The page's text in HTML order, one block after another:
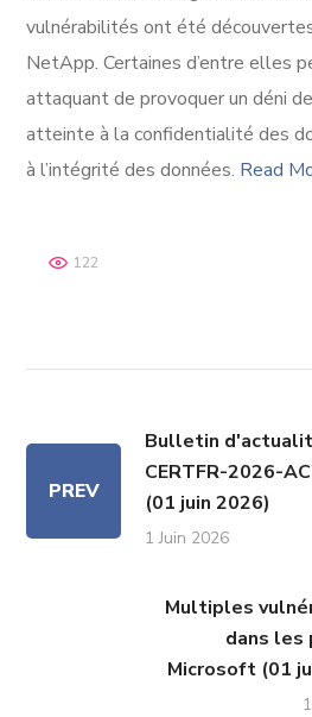
vulnérabilités ont été
NetApp. Certaines d’entre elles
attaquant de provoquer un déni
atteinte à la confidentialité des
à l’intégrité des données. Read
122
PREV
Bulletin
CERTFR-2026-
(01 juin 2026)
1 Juin 2026
Multiples
dans les
Microsoft (01